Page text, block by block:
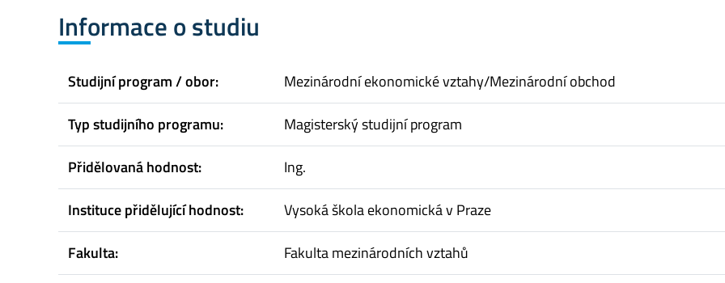
Informace o studiu
Studijní program / obor:
Mezinárodní ekonomické vztahy/Mezinárodní obchod
Typ studijního programu:
Magisterský studijní program
Přidělovaná hodnost:
Ing.
Instituce přidělující hodnost:
Vysoká škola ekonomická v Praze
Fakulta:
Fakulta mezinárodních vztahů